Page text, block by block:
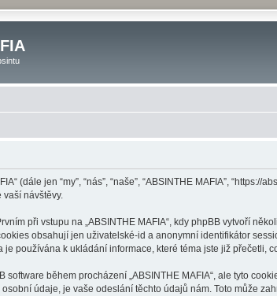
(dále jen “my”, “nás”, “naše”, “ABSINTHE MAFIA”, “https://
návštěvy.
při vstupu na „ABSINTHE MAFIA“, kdy phpBB vytvoří
obsahují jen uživatelské-id a anonymní identifikátor
je používána k ukládání informace, které téma jste již přečetli,
během procházení „ABSINTHE MAFIA“, ale tyto
údaje, je vaše odeslání těchto údajů nám. Toto může